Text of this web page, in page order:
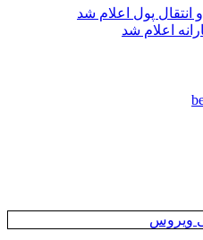
پول اعلام شد
اعلام شد
ویروس